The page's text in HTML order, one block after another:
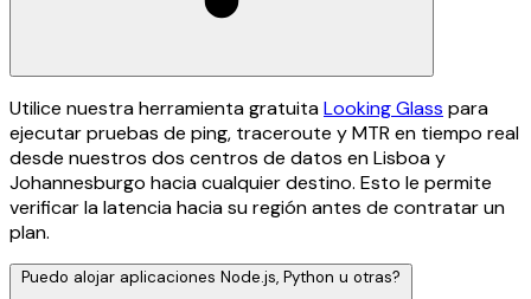
Utilice nuestra herramienta gratuitaLooking Glass para
ejecutar pruebas de ping, traceroute y MTR en tiempo real
desde nuestros dos centros de datos en Lisboa y
Johannesburgo hacia cualquier destino. Esto le permite
verificar la latencia hacia su región antes de contratar un
plan.
Puedo alojar aplicaciones Node.js, Python u otras?